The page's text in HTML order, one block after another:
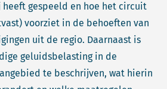
gespeeld en hoe het circuit
voorziet in de behoeften van
uit de regio. Daarnaast is
geluidsbelasting in de
te beschrijven, wat hierin